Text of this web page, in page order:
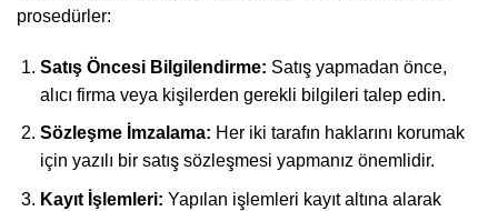
prosedürler:
Satış Öncesi Bilgilendirme: Satış yapmadan önce,
alıcı firma veya kişilerden gerekli bilgileri talep edin.
Sözleşme İmzalama: Her iki tarafın haklarını korumak
için yazılı bir satış sözleşmesi yapmanız önemlidir.
Kayıt İşlemleri: Yapılan işlemleri kayıt altına alarak